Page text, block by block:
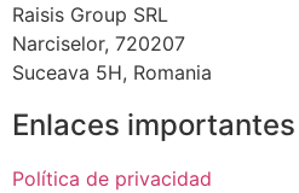
Raisis Group SRL
Narciselor, 720207
Suceava 5H, Romania
Enlaces importantes
Política de privacidad